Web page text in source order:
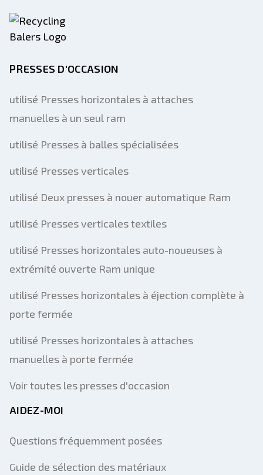
PRESSES D'OCCASION
utilisé Presses horizontales à attaches
manuelles à un seul ram
utilisé Presses à balles spécialisées
utilisé Presses verticales
utilisé Deux presses à nouer automatique Ram
utilisé Presses verticales textiles
utilisé Presses horizontales auto-noueuses à
extrémité ouverte Ram unique
utilisé Presses horizontales à éjection complète à
porte fermée
utilisé Presses horizontales à attaches
manuelles à porte fermée
Voir toutes les presses d'occasion
AIDEZ-MOI
Questions fréquemment posées
Guide de sélection des matériaux